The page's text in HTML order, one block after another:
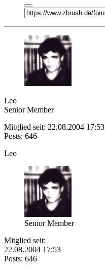
Leo
Senior Member
Mitglied seit: 22.08.2004 17:53
Posts: 646
Leo
Senior Member
Mitglied seit:
22.08.2004 17:53
Posts: 646